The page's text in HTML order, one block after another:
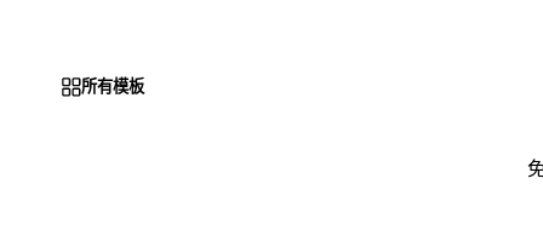
所有模板